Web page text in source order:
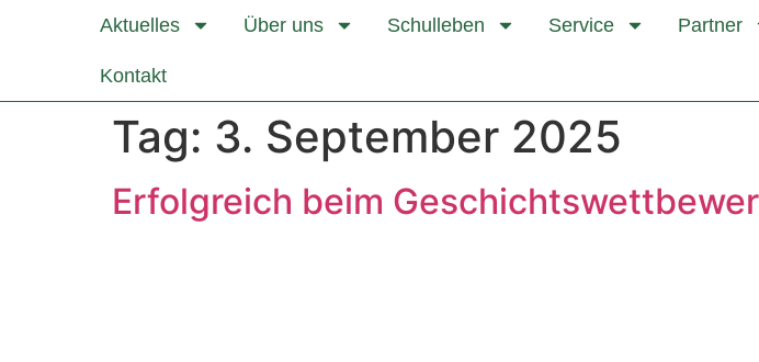
Aktuelles Über uns Schulleben Service Partner
Kontakt
Tag: 3. September 2025
Erfolgreich beim